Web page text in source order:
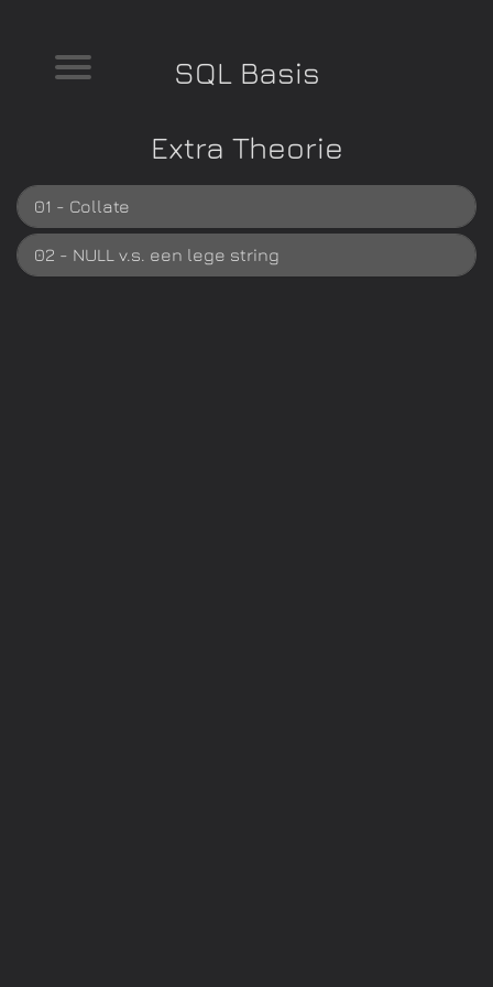
SQL Basis
Extra Theorie
01 - Collate
02 - NULL v.s. een lege string